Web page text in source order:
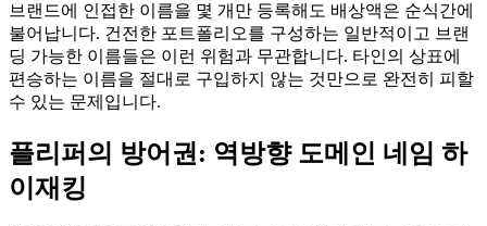
브랜드에 인접한 이름을 몇 개만 등록해도 배상액은 순식간에
불어납니다. 건전한 포트폴리오를 구성하는 일반적이고 브랜
딩 가능한 이름들은 이런 위험과 무관합니다. 타인의 상표에
편승하는 이름을 절대로 구입하지 않는 것만으로 완전히 피할
수 있는 문제입니다.
플리퍼의 방어권: 역방향 도메인 네임 하
이재킹